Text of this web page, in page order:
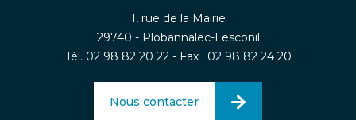
1, rue de la Mairie
29740 - Plobannalec-Lesconil
Tél. 02 98 82 20 22 - Fax : 02 98 82 24 20
Nous contacter